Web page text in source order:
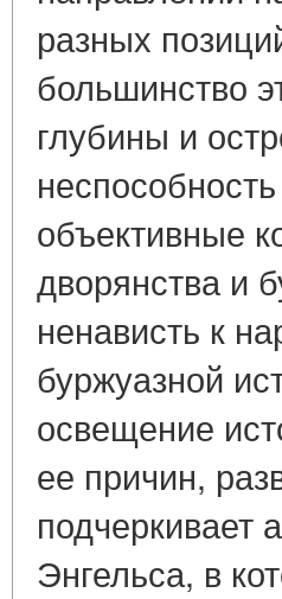
разных
большинство
глубины и
объективные
дворянства и
ненависть к
буржуазной
освещение
ее причин,
подчеркивает
Энгельса, в